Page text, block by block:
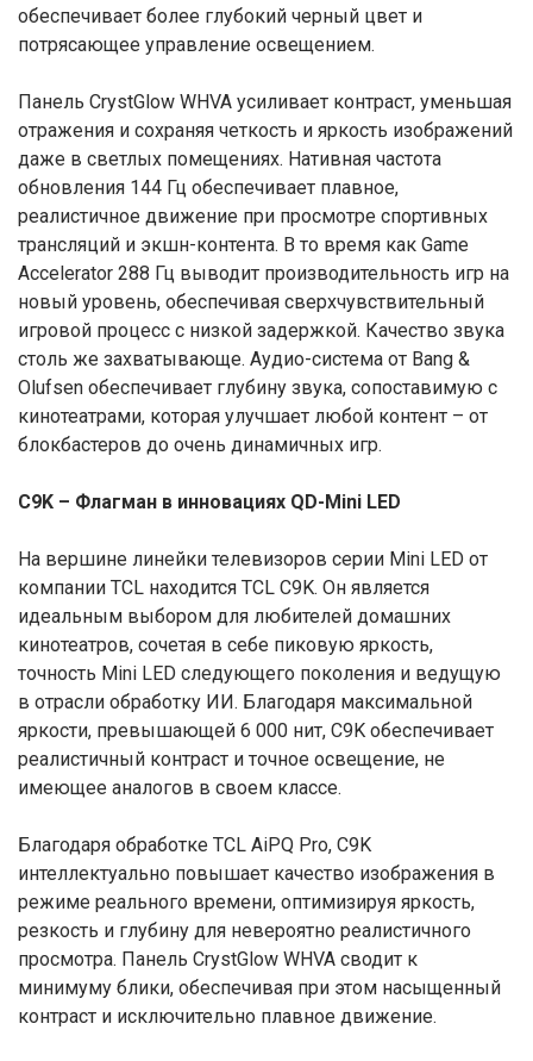
обеспечивает более глубокий черный цвет и
потрясающее управление освещением.
Панель CrystGlow WHVA усиливает контраст, уменьшая
отражения и сохраняя четкость и яркость изображений
даже в светлых помещениях. Нативная частота
обновления 144 Гц обеспечивает плавное,
реалистичное движение при просмотре спортивных
трансляций и экшн-контента. В то время как Game
Accelerator 288 Гц выводит производительность игр на
новый уровень, обеспечивая сверхчувствительный
игровой процесс с низкой задержкой. Качество звука
столь же захватывающе. Аудио-система от Bang &
Olufsen обеспечивает глубину звука, сопоставимую с
кинотеатрами, которая улучшает любой контент – от
блокбастеров до очень динамичных игр.
C9K – Флагман в инновациях QD-Mini LED
На вершине линейки телевизоров серии Mini LED от
компании TCL находится TCL C9K. Он является
идеальным выбором для любителей домашних
кинотеатров, сочетая в себе пиковую яркость,
точность Mini LED следующего поколения и ведущую
в отрасли обработку ИИ. Благодаря максимальной
яркости, превышающей 6 000 нит, C9K обеспечивает
реалистичный контраст и точное освещение, не
имеющее аналогов в своем классе.
Благодаря обработке TCL AiPQ Pro, C9K
интеллектуально повышает качество изображения в
режиме реального времени, оптимизируя яркость,
резкость и глубину для невероятно реалистичного
просмотра. Панель CrystGlow WHVA сводит к
минимуму блики, обеспечивая при этом насыщенный
контраст и исключительно плавное движение.